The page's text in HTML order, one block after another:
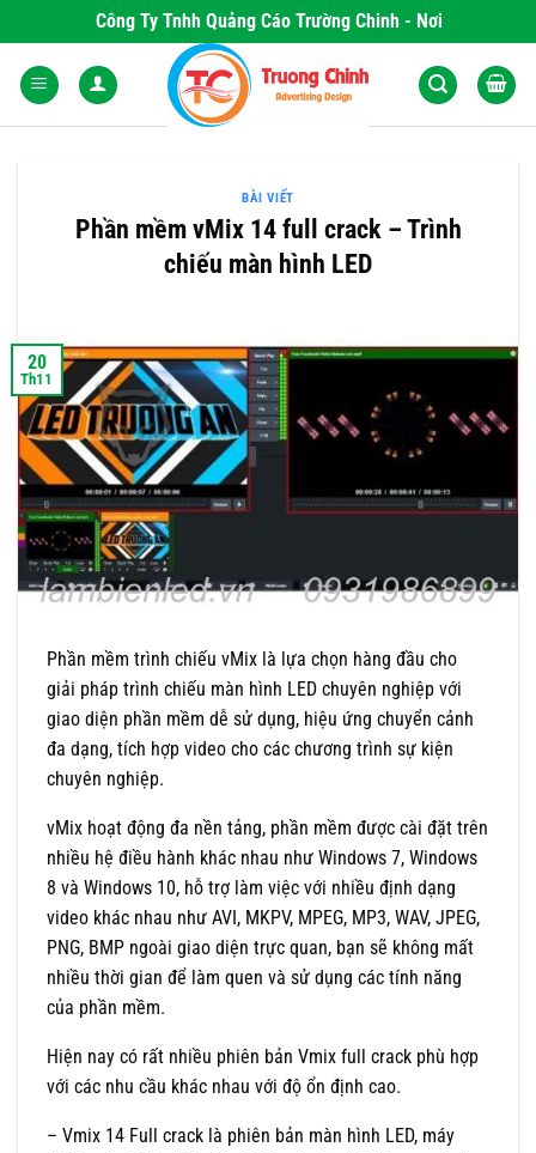
to
content
Công Ty Tnhh Quảng Cáo Trường Chinh - Nơi Khơi
BÀI VIẾT
Phần mềm vMix 14 full crack – Trình
chiếu màn hình LED
20
Th11
Phần mềm trình chiếu vMix là lựa chọn hàng đầu cho
giải pháp trình chiếu màn hình LED chuyên nghiệp với
giao diện phần mềm dễ sử dụng, hiệu ứng chuyển cảnh
đa dạng, tích hợp video cho các chương trình sự kiện
chuyên nghiệp.
vMix hoạt động đa nền tảng, phần mềm được cài đặt trên
nhiều hệ điều hành khác nhau như Windows 7, Windows
8 và Windows 10, hỗ trợ làm việc với nhiều định dạng
video khác nhau như AVI, MKPV, MPEG, MP3, WAV, JPEG,
PNG, BMP ngoài giao diện trực quan, bạn sẽ không mất
nhiều thời gian để làm quen và sử dụng các tính năng
của phần mềm.
Hiện nay có rất nhiều phiên bản Vmix full crack phù hợp
với các nhu cầu khác nhau với độ ổn định cao.
– Vmix 14 Full crack là phiên bản màn hình LED, máy